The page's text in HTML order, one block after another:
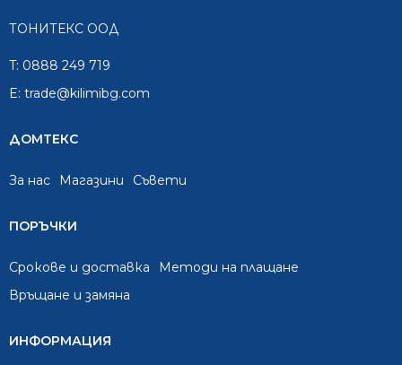
ТОНИТЕКС ООД
T: 0888 249 719
E: trade@kilimibg.com
ДОМТЕКС
За нас Mагазини Съвети
ПОРЪЧКИ
Срокове и доставка
Методи на плащане
Връщане и замяна
ИНФОРМАЦИЯ